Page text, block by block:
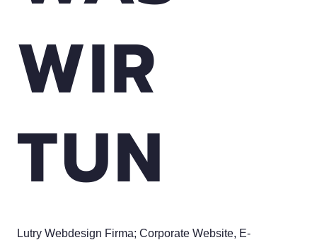
WIR
TUN
Lutry Webdesign Firma; Corporate Website, E-